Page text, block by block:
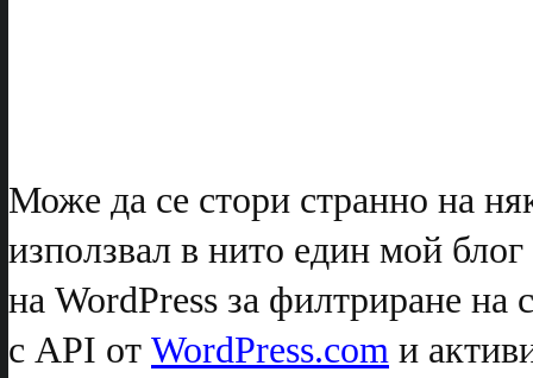
Може да се стори странно на
използвал в нито един мой блог
на WordPress за филтриране
с API от WordPress.com и